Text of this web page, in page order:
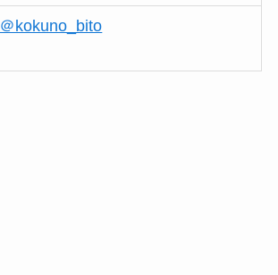
＠kokuno_bito